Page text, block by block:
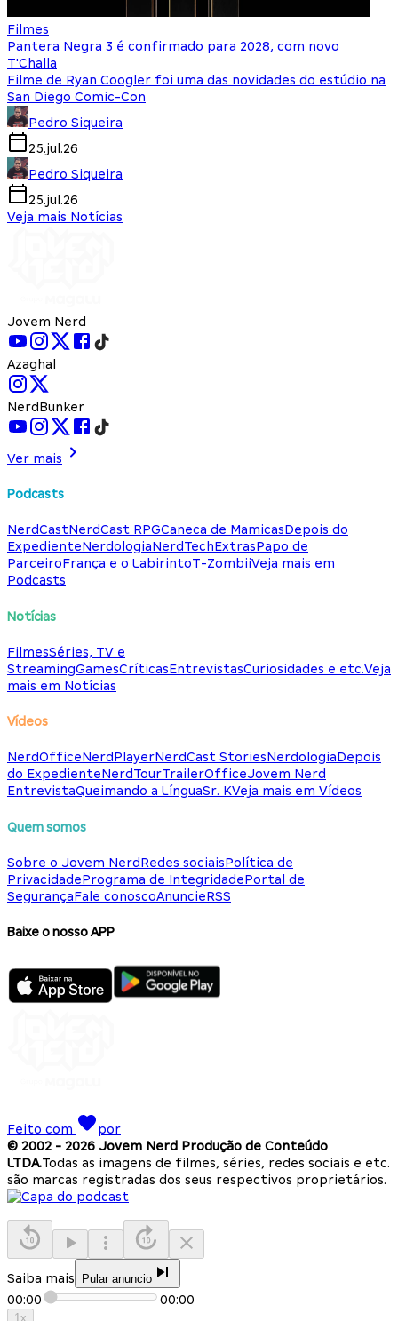
Filmes
Pantera Negra 3 é confirmado para 2028, com novo
T'Challa
Filme de Ryan Coogler foi uma das novidades do estúdio na
San Diego Comic-Con
Pedro Siqueira
25.jul.26
Pedro Siqueira
25.jul.26
Veja mais Notícias
Jovem Nerd
Azaghal
NerdBunker
Ver mais
Podcasts
NerdCastNerdCast RPGCaneca de MamicasDepois do
ExpedienteNerdologiaNerdTechExtrasPapo de
ParceiroFrança e o LabirintoT-ZombiiVeja mais em
Podcasts
Notícias
FilmesSéries, TV e
StreamingGamesCríticasEntrevistasCuriosidades e etc.Veja
mais em Notícias
Vídeos
NerdOfficeNerdPlayerNerdCast StoriesNerdologiaDepois
do ExpedienteNerdTourTrailerOfficeJovem Nerd
EntrevistaQueimando a LínguaSr. KVeja mais em Vídeos
Quem somos
Sobre o Jovem NerdRedes sociaisPolítica de
PrivacidadePrograma de IntegridadePortal de
SegurançaFale conoscoAnuncieRSS
Baixe o nosso APP
Feito com
por
© 2002 - 2026 Jovem Nerd Produção de Conteúdo
LTDA.Todas as imagens de filmes, séries, redes sociais e etc.
são marcas registradas dos seus respectivos proprietários.
Saiba mais Pular anuncio
00:00 00:00
1 x